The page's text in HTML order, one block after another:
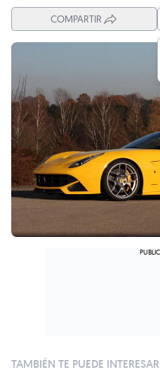
COMPARTIR
TAMBIÉN TE PUEDE INTERESAR